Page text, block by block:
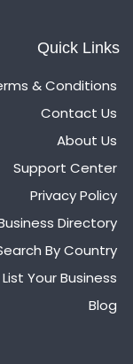
Quick Links
& Conditions
Contact Us
About Us
Support Center
Privacy Policy
Directory
By Country
List Your Business
Blog